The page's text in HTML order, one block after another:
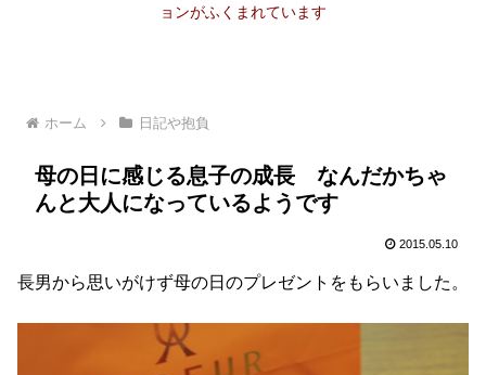
ョンがふくまれています
ホーム 日記や抱負
母の日に感じる息子の成長 なんだかちゃ
んと大人になっているようです
2015.05.10
長男から思いがけず母の日のプレゼントをもらいました。